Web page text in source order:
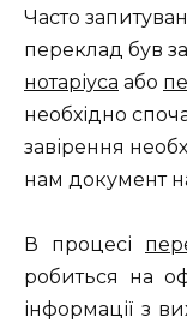
Часто
переклад був
нотаріуса або
необхідно
завірення
нам документ
В процесі
робиться на
інформації з